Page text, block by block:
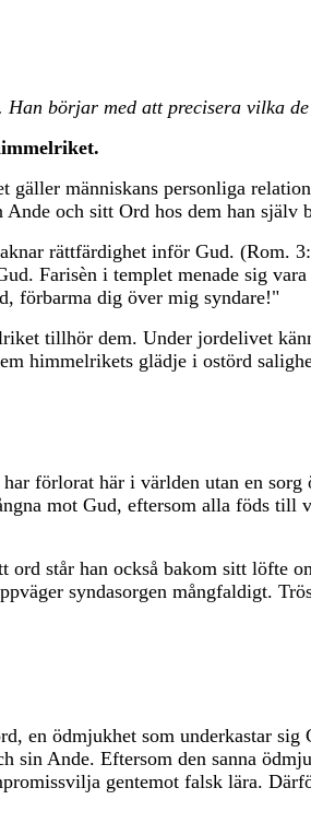
börjar med att precisera vilka
människans personliga
och sitt Ord hos dem han själv
rättfärdighet inför Gud. (Rom.
Farisèn i templet menade sig
förbarma dig över mig syndare!"
tillhör dem. Under jordelivet
himmelrikets glädje i ostörd
förlorat här i världen utan en
mot Gud, eftersom alla föds till
står han också bakom sitt löfte
syndasorgen mångfaldigt.
en ödmjukhet som underkastar sig
sin Ande. Eftersom den sanna
gentemot falsk lära.